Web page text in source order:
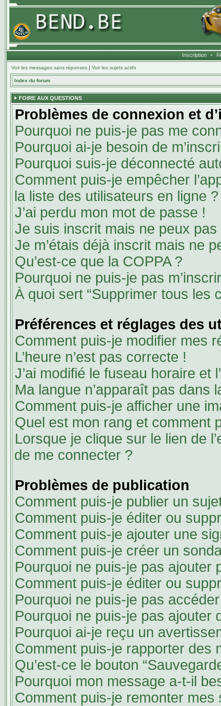
Inscription •
Voir les messages sans réponses | Voir les sujets actifs
Index du forum
FOIRE AUX QUESTIONS
Problèmes de connexion et
Pourquoi ne puis-je pas me
Pourquoi ai-je besoin de
Pourquoi suis-je déconnecté
Comment puis-je empêcher
la liste des utilisateurs en ligne ?
J’ai perdu mon mot de passe !
Je suis inscrit mais ne peux
Je m’étais déjà inscrit mais ne
Qu’est-ce que la COPPA ?
Pourquoi ne puis-je pas
À quoi sert “Supprimer tous les
Préférences et réglages des
Comment puis-je modifier mes
L’heure n’est pas correcte !
J’ai modifié le fuseau horaire et
Ma langue n’apparaît pas dans
Comment puis-je afficher une
Quel est mon rang et comment
Lorsque je clique sur le lien de
de me connecter ?
Problèmes de publication
Comment puis-je publier un
Comment puis-je éditer ou
Comment puis-je ajouter une
Comment puis-je créer un
Pourquoi ne puis-je pas ajouter
Comment puis-je éditer ou
Pourquoi ne puis-je pas
Pourquoi ne puis-je pas ajouter
Pourquoi ai-je reçu un
Comment puis-je rapporter des
Qu’est-ce le bouton
Pourquoi mon message a-t-il
Comment puis-je remonter mes